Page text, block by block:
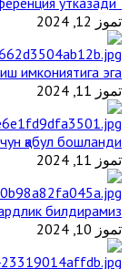
تموز 12, 2024
имкониятига эга
تموز 11, 2024
қабул бошланди
تموز 11, 2024
билдирамиз
تموز 10, 2024